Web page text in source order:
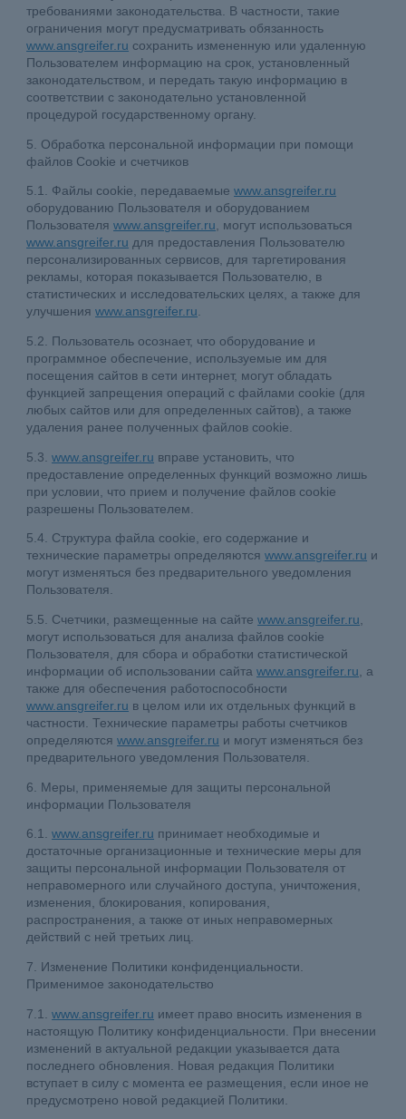
требованиями законодательства. В частности, такие
ограничения могут предусматривать обязанность
www.ansgreifer.ru сохранить измененную или удаленную
Пользователем информацию на срок, установленный
законодательством, и передать такую информацию в
соответствии с законодательно установленной
процедурой государственному органу.
5. Обработка персональной информации при помощи
файлов Cookie и счетчиков
5.1. Файлы cookie, передаваемыеwww.ansgreifer.ru
оборудованию Пользователя и оборудованием
Пользователяwww.ansgreifer.ru, могут использоваться
www.ansgreifer.ru для предоставления Пользователю
персонализированных сервисов, для таргетирования
рекламы, которая показывается Пользователю, в
статистических и исследовательских целях, а также для
улучшенияwww.ansgreifer.ru.
5.2. Пользователь осознает, что оборудование и
программное обеспечение, используемые им для
посещения сайтов в сети интернет, могут обладать
функцией запрещения операций с файлами cookie (для
любых сайтов или для определенных сайтов), а также
удаления ранее полученных файлов cookie.
5.3.www.ansgreifer.ru вправе установить, что
предоставление определенных функций возможно лишь
при условии, что прием и получение файлов cookie
разрешены Пользователем.
5.4. Структура файла cookie, его содержание и
технические параметры определяютсяwww.ansgreifer.ru и
могут изменяться без предварительного уведомления
Пользователя.
5.5. Счетчики, размещенные на сайтеwww.ansgreifer.ru,
могут использоваться для анализа файлов cookie
Пользователя, для сбора и обработки статистической
информации об использовании сайтаwww.ansgreifer.ru, а
также для обеспечения работоспособности
www.ansgreifer.ru в целом или их отдельных функций в
частности. Технические параметры работы счетчиков
определяютсяwww.ansgreifer.ru и могут изменяться без
предварительного уведомления Пользователя.
6. Меры, применяемые для защиты персональной
информации Пользователя
6.1.www.ansgreifer.ru принимает необходимые и
достаточные организационные и технические меры для
защиты персональной информации Пользователя от
неправомерного или случайного доступа, уничтожения,
изменения, блокирования, копирования,
распространения, а также от иных неправомерных
действий с ней третьих лиц.
7. Изменение Политики конфиденциальности.
Применимое законодательство
7.1.www.ansgreifer.ru имеет право вносить изменения в
настоящую Политику конфиденциальности. При внесении
изменений в актуальной редакции указывается дата
последнего обновления. Новая редакция Политики
вступает в силу с момента ее размещения, если иное не
предусмотрено новой редакцией Политики.